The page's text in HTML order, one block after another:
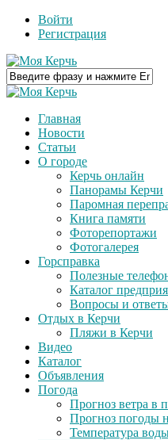
Войти
Регистрация
Главная
Новости
Статьи
О городе
Керчь онлайн
Панорамы Керчи
Паромная
Книга памяти
Фоторепортажи
Фотогалерея
Горсправка
Полезные
Каталог
Вопросы и
Отдых в Керчи
Пляжи в Керчи
Видео
Каталог
Объявления
Погода
Прогноз ветра в
Прогноз погоды
Температура